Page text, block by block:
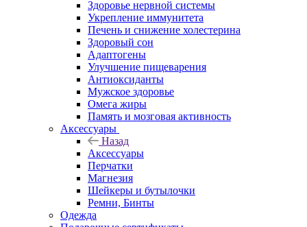
Здоровье нервной системы
Укрепление иммунитета
Печень и снижение холестерина
Здоровый сон
Адаптогены
Улучшение пищеварения
Антиоксиданты
Мужское здоровье
Омега жиры
Память и мозговая активность
Аксессуары
Назад
Аксессуары
Перчатки
Магнезия
Шейкеры и бутылочки
Ремни, Бинты
Одежда